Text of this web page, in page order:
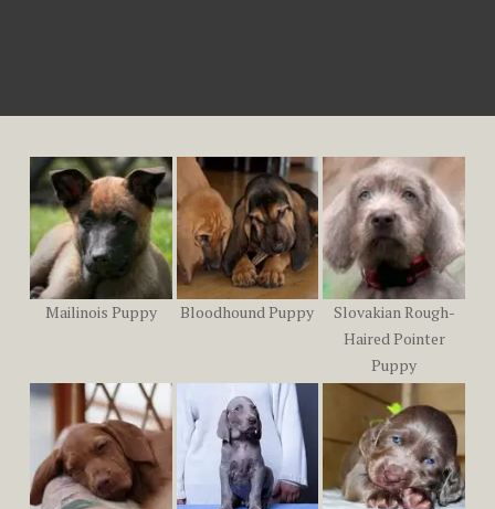
Mailinois Puppy Bloodhound Puppy
Slovakian Rough-
Haired Pointer
Puppy